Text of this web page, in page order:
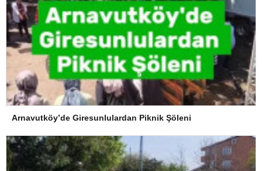
Arnavutköy’de Giresunlulardan Piknik Şöleni